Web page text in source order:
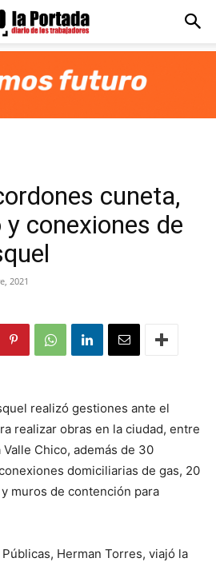
cuneta,
conexiones de
2021
realizó gestiones ante el
realizar obras en la ciudad, entre
Chico, además de 30
domiciliarias de gas, 20
muros de contención para
Herman Torres, viajó la